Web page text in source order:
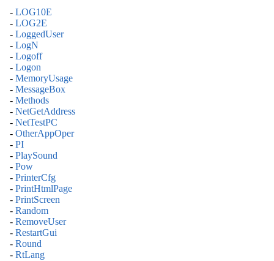
- LOG10E
- LOG2E
- LoggedUser
- LogN
- Logoff
- Logon
- MemoryUsage
- MessageBox
- Methods
- NetGetAddress
- NetTestPC
- OtherAppOper
- PI
- PlaySound
- Pow
- PrinterCfg
- PrintHtmlPage
- PrintScreen
- Random
- RemoveUser
- RestartGui
- Round
- RtLang